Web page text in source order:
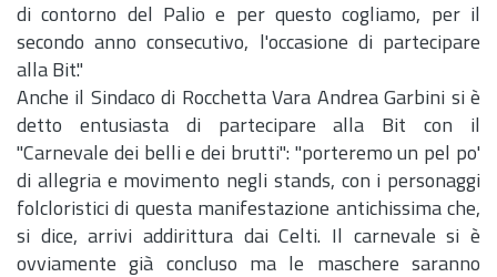
di contorno del Palio e per questo cogliamo, per il
secondo anno consecutivo, l'occasione di partecipare
alla Bit."
Anche il Sindaco di Rocchetta Vara Andrea Garbini si è
detto entusiasta di partecipare alla Bit con il
"Carnevale dei belli e dei brutti": "porteremo un pel po'
di allegria e movimento negli stands, con i personaggi
folcloristici di questa manifestazione antichissima che,
si dice, arrivi addirittura dai Celti. Il carnevale si è
ovviamente già concluso ma le maschere saranno